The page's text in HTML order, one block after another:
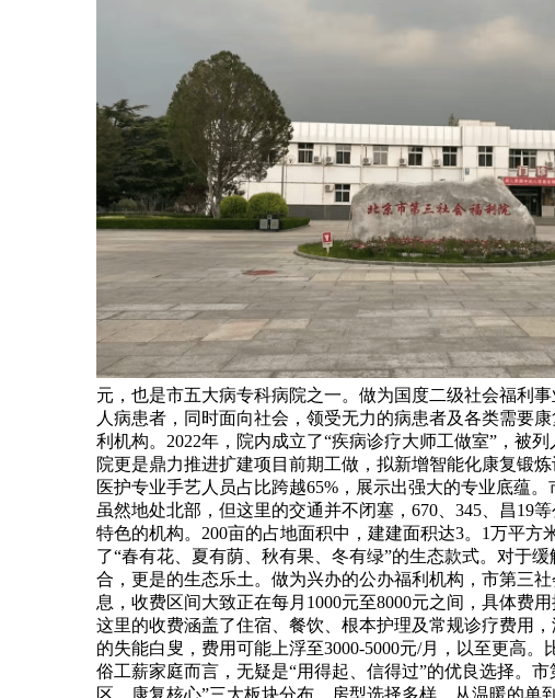
元，也是市五大病专科病院之一。做为国度二级社会福利
人病患者，同时面向社会，领受无力的病患者及各类需要
利机构。2022年，院内成立了“疾病诊疗大师工做室”，被
院更是鼎力推进扩建项目前期工做，拟新增智能化康复锻
医护专业手艺人员占比跨越65%，展示出强大的专业底蕴
虽然地处北部，但这里的交通并不闭塞，670、345、昌19
特色的机构。200亩的占地面积中，建建面积达3。1万平
了“春有花、夏有荫、秋有果、冬有绿”的生态款式。对于
合，更是的生态乐土。做为兴办的公办福利机构，市第三
息，收费区间大致正在每月1000元至8000元之间，具体费
这里的收费涵盖了住宿、餐饮、根本护理及常规诊疗费用
的失能白叟，费用可能上浮至3000-5000元/月，以至更高
俗工薪家庭而言，无疑是“用得起、信得过”的优良选择。
区、康复核心”三大板块分布。房型选择多样，从温暖的